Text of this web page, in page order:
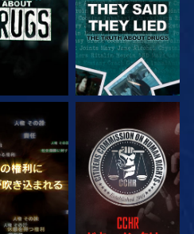
観る 観る